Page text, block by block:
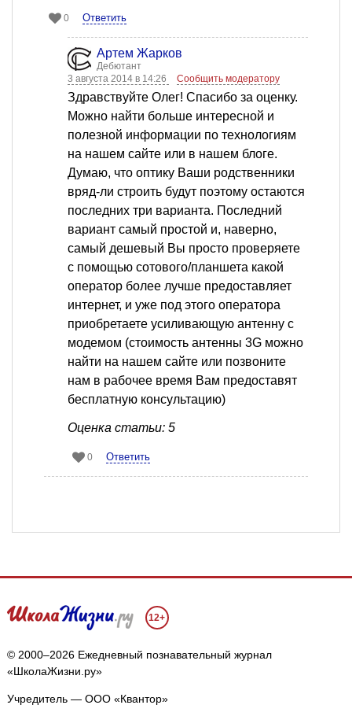
0 Ответить
Артем Жарков
Дебютант
3 августа 2014 в 14:26
Сообщить модератору
Здравствуйте Олег! Спасибо за оценку.
Можно найти больше интересной и
полезной информации по технологиям
на нашем сайте или в нашем блоге.
Думаю, что оптику Ваши родственники
вряд-ли строить будут поэтому остаются
последних три варианта. Последний
вариант самый простой и, наверно,
самый дешевый Вы просто проверяете
с помощью сотового/планшета какой
оператор более лучше предоставляет
интернет, и уже под этого оператора
приобретаете усиливающую антенну с
модемом (стоимость антенны 3G можно
найти на нашем сайте или позвоните
нам в рабочее время Вам предоставят
бесплатную консультацию)
Оценка статьи: 5
0 Ответить
12+
© 2000–2026 Ежедневный познавательный журнал
«ШколаЖизни.ру»
Учредитель — ООО «Квантор»